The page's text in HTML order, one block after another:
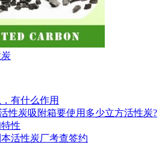
有什么作用
性炭吸附箱要使用多少立方活性炭?
性
活性炭厂考查签约